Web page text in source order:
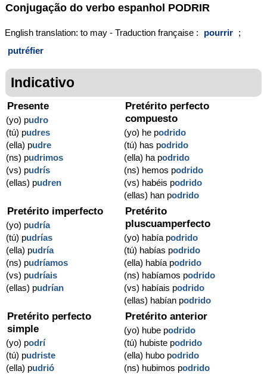
Conjugação do verbo espanhol PODRIR
English translation: to may - Traduction française : pourrir ;
putréfier
Indicativo
Presente
(yo) pudro
(tú) pudres
(ella) pudre
(ns) pudrimos
(vs) pudrís
(ellas) pudren
Pretérito perfecto
compuesto
(yo) he podrido
(tú) has podrido
(ella) ha podrido
(ns) hemos podrido
(vs) habéis podrido
(ellas) han podrido
Pretérito imperfecto
(yo) pudría
(tú) pudrías
(ella) pudría
(ns) pudríamos
(vs) pudríais
(ellas) pudrían
Pretérito
pluscuamperfecto
(yo) había podrido
(tú) habías podrido
(ella) había podrido
(ns) habíamos podrido
(vs) habíais podrido
(ellas) habían podrido
Pretérito perfecto
simple
(yo) podrí
(tú) pudriste
(ella) pudrió
Pretérito anterior
(yo) hube podrido
(tú) hubiste podrido
(ella) hubo podrido
(ns) hubimos podrido